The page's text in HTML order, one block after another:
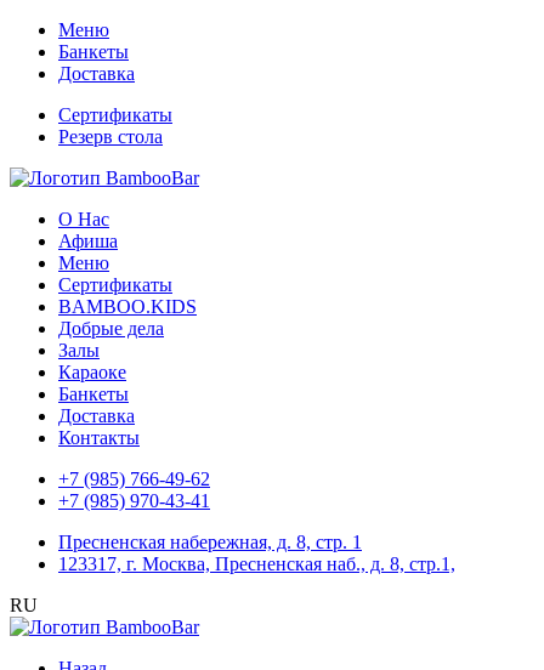
Меню
Банкеты
Доставка
Сертификаты
Резерв стола
О Нас
Афиша
Меню
Сертификаты
BAMBOO.KIDS
Добрые дела
Залы
Караоке
Банкеты
Доставка
Контакты
+7 (985) 766-49-62
+7 (985) 970-43-41
Пресненская набережная, д. 8, стр. 1
123317, г. Москва, Пресненская наб., д. 8, стр.1,
RU